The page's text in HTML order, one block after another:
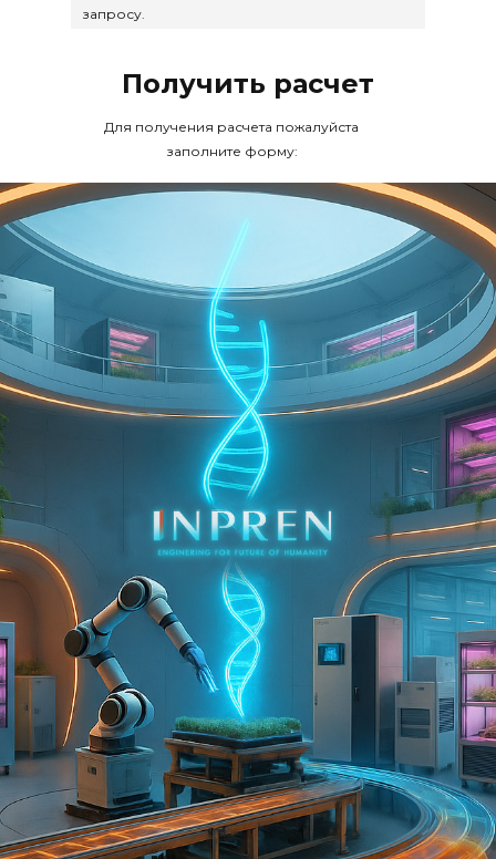
Получить расчет
запросу.
Для получения расчета пожалуйста
заполните форму: